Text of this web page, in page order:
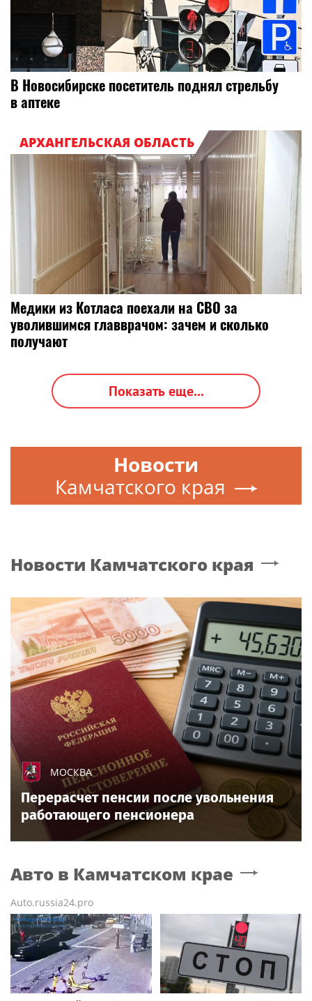
В Новосибирске посетитель поднял стрельбу
в аптеке
АРХАНГЕЛЬСКАЯ ОБЛАСТЬ
Медики из Котласа поехали на СВО за
уволившимся главврачом: зачем и сколько
получают
Показать еще...
Новости
Камчатского края
Новости Камчатского края
МОСКВА
Перерасчет пенсии после увольнения
работающего пенсионера
Авто в Камчатском крае
Auto.russia24.pro